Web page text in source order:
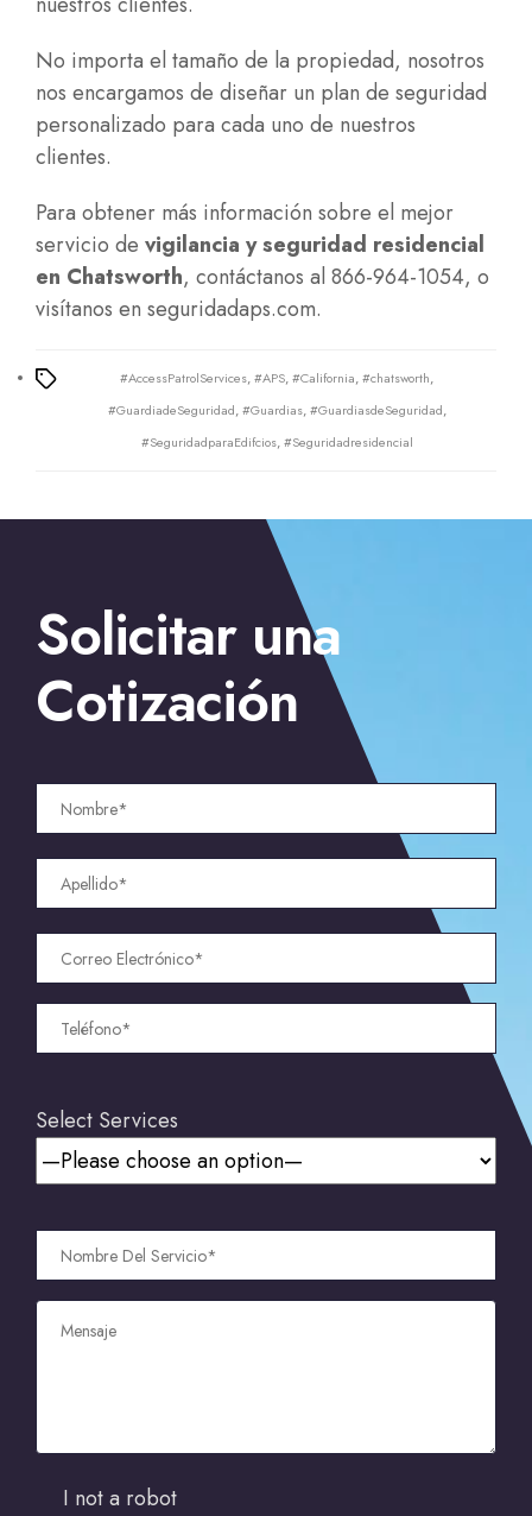
No importa el tamaño de la propiedad, nosotros
nos encargamos de diseñar un plan de seguridad
personalizado para cada uno de nuestros
clientes.
Para obtener más información sobre el mejor
servicio de vigilancia y seguridad residencial
en Chatsworth, contáctanos al 866-964-1054, o
visítanos en seguridadaps.com.
Tags
#AccessPatrolServices,#APS,#California,#chatsworth,
#GuardiadeSeguridad,#Guardias,#GuardiasdeSeguridad,
#SeguridadparaEdifcios,#Seguridadresidencial
Guardias de Seguridad para Eventos en New York
Servicio de Guardias para Hoteles en San Francisco, CA
Solicitar una
Cotización
Select Services
I not a robot